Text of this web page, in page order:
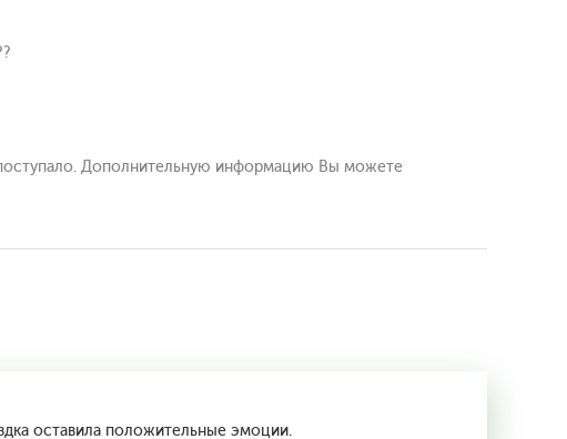
Дополнительную информацию Вы можете
оставила положительные эмоции.